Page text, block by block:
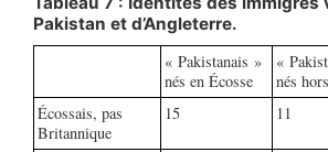
Pakistan et d’Angleterre.
« Pakistanais »
nés en Écosse
«
nés
Écossais, pas
Britannique
15 11